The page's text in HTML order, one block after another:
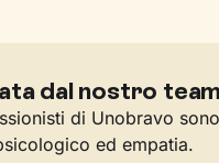
dal nostro
di Unobravo
ed empatia.